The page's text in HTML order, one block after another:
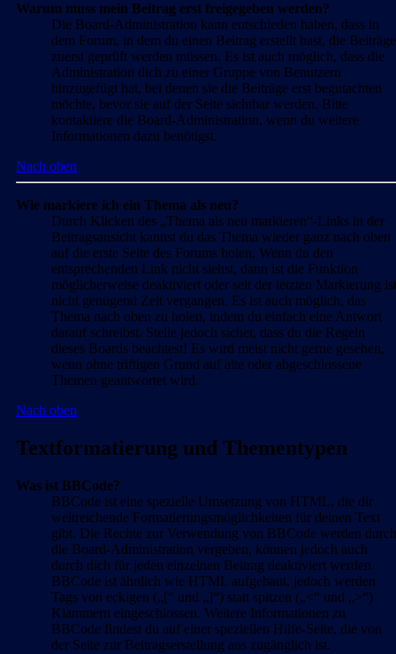
Warum muss mein Beitrag erst freigegeben werden?
Die Board-Administration kann entschieden haben, dass in
dem Forum, in dem du einen Beitrag erstellt hast, die Beiträge
zuerst geprüft werden müssen. Es ist auch möglich, dass die
Administration dich zu einer Gruppe von Benutzern
hinzugefügt hat, bei denen sie die Beiträge erst begutachten
möchte, bevor sie auf der Seite sichtbar werden. Bitte
kontaktiere die Board-Administration, wenn du weitere
Informationen dazu benötigst.
Nach oben
Wie markiere ich ein Thema als neu?
Durch Klicken des „Thema als neu markieren“-Links in der
Beitragsansicht kannst du das Thema wieder ganz nach oben
auf die erste Seite des Forums holen. Wenn du den
entsprechenden Link nicht siehst, dann ist die Funktion
möglicherweise deaktiviert oder seit der letzten Markierung ist
nicht genügend Zeit vergangen. Es ist auch möglich, das
Thema nach oben zu holen, indem du einfach eine Antwort
darauf schreibst. Stelle jedoch sicher, dass du die Regeln
dieses Boards beachtest! Es wird meist nicht gerne gesehen,
wenn ohne triftigen Grund auf alte oder abgeschlossene
Themen geantwortet wird.
Nach oben
Textformatierung und Thementypen
Was ist BBCode?
BBCode ist eine spezielle Umsetzung von HTML, die dir
weitreichende Formatierungsmöglichkeiten für deinen Text
gibt. Die Rechte zur Verwendung von BBCode werden durch
die Board-Administration vergeben, können jedoch auch
durch dich für jeden einzelnen Beitrag deaktiviert werden.
BBCode ist ähnlich wie HTML aufgebaut, jedoch werden
Tags von eckigen („[“ und „]“) statt spitzen („<“ und „>“)
Klammern eingeschlossen. Weitere Informationen zu
BBCode findest du auf einer speziellen Hilfe-Seite, die von
der Seite zur Beitragserstellung aus zugänglich ist.